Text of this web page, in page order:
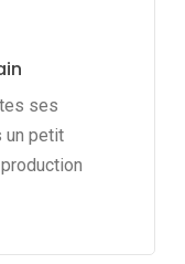
ses
un petit